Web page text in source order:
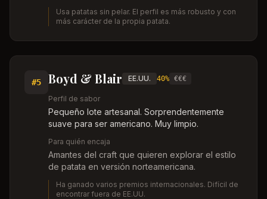
Usa patatas sin pelar. El perfil es más robusto y con
más carácter de la propia patata.
#5 Boyd & Blair EE.UU. 40% €€€
Perfil de sabor
Pequeño lote artesanal. Sorprendentemente
suave para ser americano. Muy limpio.
Para quién encaja
Amantes del craft que quieren explorar el estilo
de patata en versión norteamericana.
Ha ganado varios premios internacionales. Difícil de
encontrar fuera de EE.UU.